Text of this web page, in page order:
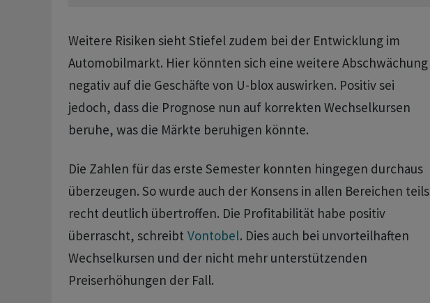
Weitere Risiken sieht Stiefel zudem bei der Entwicklung im
Automobilmarkt. Hier könnten sich eine weitere Abschwächung
negativ auf die Geschäfte von U-blox auswirken. Positiv sei
jedoch, dass die Prognose nun auf korrekten Wechselkursen
beruhe, was die Märkte beruhigen könnte.
Die Zahlen für das erste Semester konnten hingegen durchaus
überzeugen. So wurde auch der Konsens in allen Bereichen teils
recht deutlich übertroffen. Die Profitabilität habe positiv
überrascht, schreibt Vontobel. Dies auch bei unvorteilhaften
Wechselkursen und der nicht mehr unterstützenden
Preiserhöhungen der Fall.